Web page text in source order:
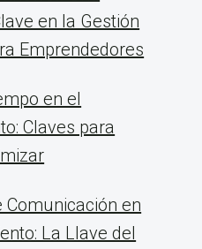
en la Gestión
Emprendedores
en el
Claves para
Comunicación en
La Llave del